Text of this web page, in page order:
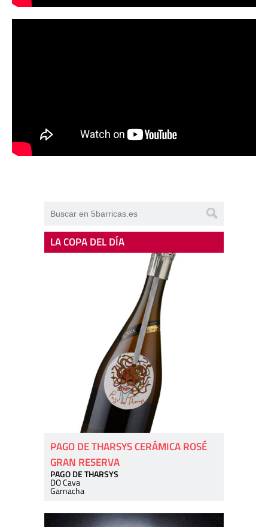
LA COPA DEL DÍA
PAGO DE THARSYS CERÁMICA ROSÉ
GRAN RESERVA
PAGO DE THARSYS
DO Cava
Garnacha